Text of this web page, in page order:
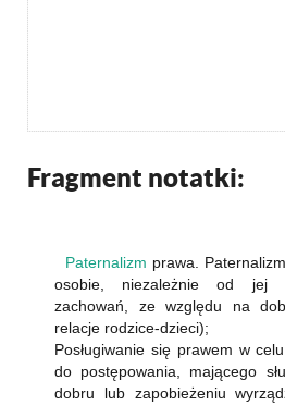
Fragment notatki:
Paternalizm prawa.
osobie, niezależnie od jej
zachowań, ze względu na
relacje rodzice-dzieci);
Posługiwanie się prawem w
do postępowania, mającego
dobru lub zapobieżeniu